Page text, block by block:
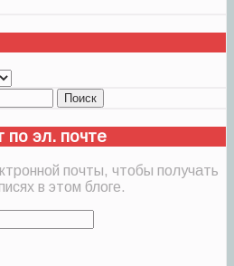
по эл. почте
почты, чтобы получать
в этом блоге.